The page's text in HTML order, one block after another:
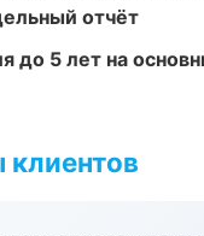
отчёт
до 5 лет на